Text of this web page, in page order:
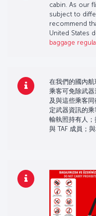
cabin. As our
subject to
recommend
United States
baggage
在我們的國內
乘客可免除武器
及與這些乘客
定武器資訊的
輸執照持有人
與 TAF 成員；